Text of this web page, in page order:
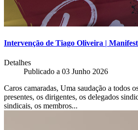
Intervenção de Tiago Oliveira |
Detalhes
Publicado a 03 Junho 2026
Caros camaradas, Uma saudação a todos
presentes, os dirigentes, os delegados
sindicais, os membros...